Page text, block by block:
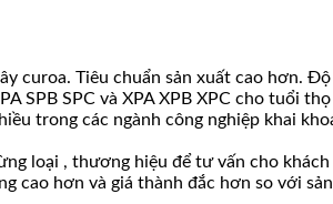
curoa. Tiêu chuẩn sản xuất cao hơn.
SPB SPC và XPA XPB XPC cho tuổi
trong các ngành công nghiệp khai
loại , thương hiệu để tư vấn cho
cao hơn và giá thành đắc hơn so với